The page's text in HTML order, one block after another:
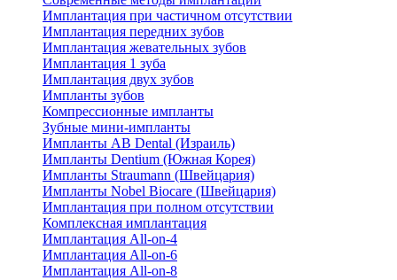
Имплантация при частичном отсутствии
Имплантация передних зубов
Имплантация жевательных зубов
Имплантация 1 зуба
Имплантация двух зубов
Импланты зубов
Компрессионные импланты
Зубные мини-импланты
Импланты AB Dental (Израиль)
Импланты Dentium (Южная Корея)
Импланты Straumann (Швейцария)
Импланты Nobel Biocare (Швейцария)
Имплантация при полном отсутствии
Комплексная имплантация
Имплантация All-on-4
Имплантация All-on-6
Имплантация All-on-8